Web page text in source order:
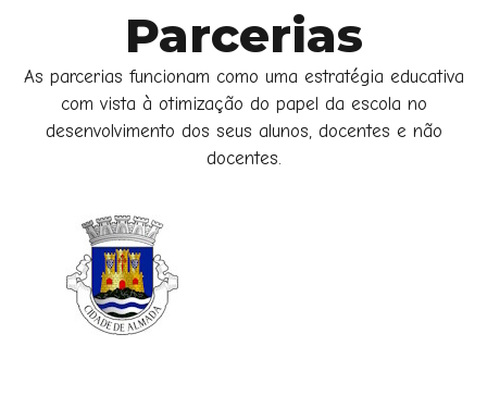
Parcerias
As parcerias funcionam como uma estratégia educativa
com vista à otimização do papel da escola no
desenvolvimento dos seus alunos, docentes e não
docentes.